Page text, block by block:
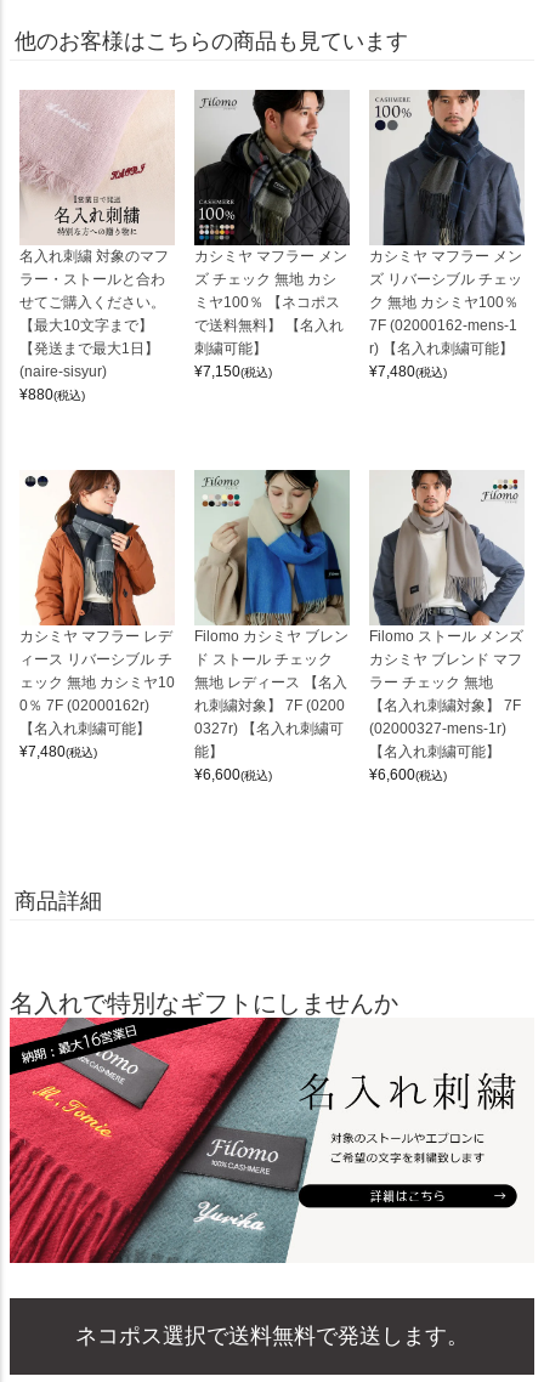
他のお客様はこちらの商品も見ています
名入れ刺繍 対象のマフ
ラー・ストールと合わ
せてご購入ください。
【最大10文字まで】
【発送まで最大1日】
(naire-sisyur)
¥880(税込)
カシミヤ マフラー メン
ズ チェック 無地 カシ
ミヤ100％ 【ネコポス
で送料無料】 【名入れ
刺繍可能】
¥7,150(税込)
カシミヤ マフラー メン
ズ リバーシブル チェッ
ク 無地 カシミヤ100％
7F (02000162-mens-1
r) 【名入れ刺繍可能】
¥7,480(税込)
カシミヤ マフラー レデ
ィース リバーシブル チ
ェック 無地 カシミヤ10
0％ 7F (02000162r)
【名入れ刺繍可能】
¥7,480(税込)
Filomo カシミヤ ブレン
ド ストール チェック
無地 レディース 【名入
れ刺繍対象】 7F (0200
0327r) 【名入れ刺繍可
能】
¥6,600(税込)
Filomo ストール メンズ
カシミヤ ブレンド マフ
ラー チェック 無地
【名入れ刺繍対象】 7F
(02000327-mens-1r)
【名入れ刺繍可能】
¥6,600(税込)
商品詳細
名入れで特別なギフトにしませんか
ネコポス選択で送料無料で発送します。